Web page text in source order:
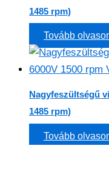
1485 rpm)
Tovább
Nagyfeszültségű
1485 rpm)
Tovább